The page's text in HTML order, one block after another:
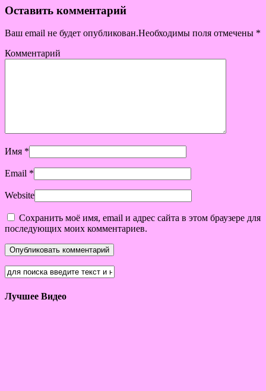
Оставить комментарий
Ваш email не будет опубликован.Необходимы поля отмечены *
Комментарий
Имя *
Email *
Website
Сохранить моё имя, email и адрес сайта в этом браузере для
последующих моих комментариев.
Лучшее Видео